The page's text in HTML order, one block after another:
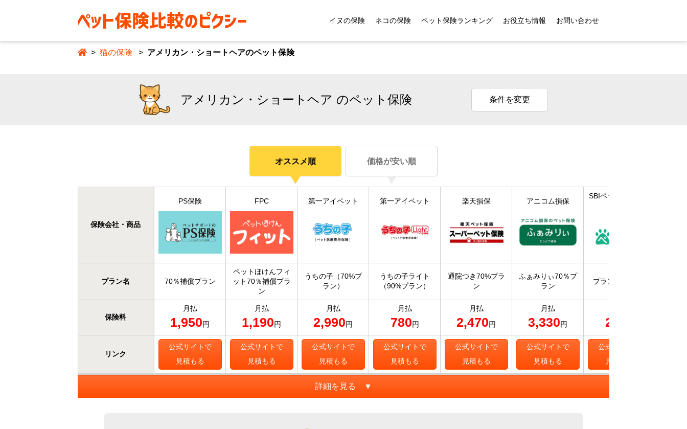
イヌの保険 ネコの保険 ペット保険ランキング お役立ち情報 お問い合わせ
猫の保険 アメリカン・ショートヘアのペット保険
アメリカン・ショートヘア のペット保険 条件を変更
オススメ順 価格が安い順
保険会社・商品
PS保険 FPC 第一アイペット 第一アイペット 楽天損保 アニコム損保
SBIペット少額短期
プラン名 70％補償プラン
ペットほけんフィ
ット70％補償プラ
ン
うちの子（70%プ
ラン）
うちの子ライト
（90%プラン）
通院つき70%プラ
ン
ふぁみりぃ70％プ
ラン
プラン70 ライト
保険料
月払
1,950円
月払
1,190円
月払
2,990円
月払
780円
月払
2,470円
月払
3,330円 243
リンク
公式サイトで
見積もる
公式サイトで
見積もる
公式サイトで
見積もる
公式サイトで
見積もる
公式サイトで
見積もる
公式サイトで
見積もる
公式サイトで
見積もる
詳細を見る ▼